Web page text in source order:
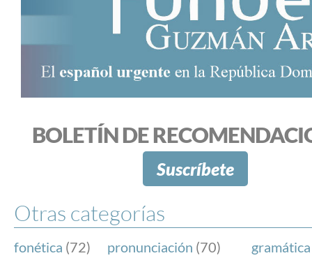
BOLETÍN DE
Suscríbete
Otras categorías
fonética (72) pronunciación (70) gramática